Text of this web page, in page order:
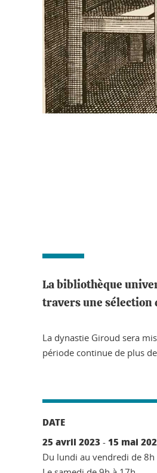
La bibliothèque
travers une sélection
La dynastie Giroud sera
période continue de plus
DATE
25 avril 2023 - 15 mai
Du lundi au vendredi de 8h